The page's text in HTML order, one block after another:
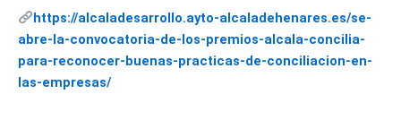
https://alcaladesarrollo.ayto-alcaladehenares.es/se-
abre-la-convocatoria-de-los-premios-alcala-concilia-
para-reconocer-buenas-practicas-de-conciliacion-en-
las-empresas/